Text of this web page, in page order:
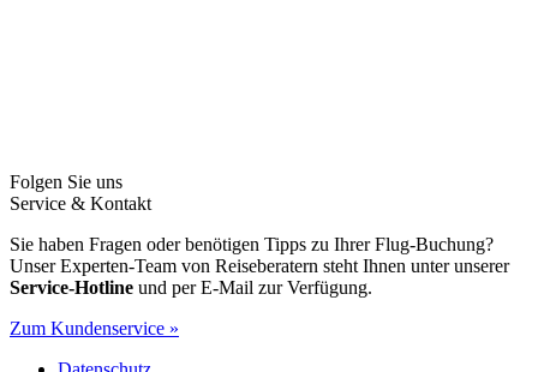
Folgen Sie uns
Service & Kontakt
Sie haben Fragen oder benötigen Tipps zu Ihrer Flug-Buchung?
Unser Experten-Team von Reiseberatern steht Ihnen unter unserer
Service-Hotline und per E-Mail zur Verfügung.
Zum Kundenservice »